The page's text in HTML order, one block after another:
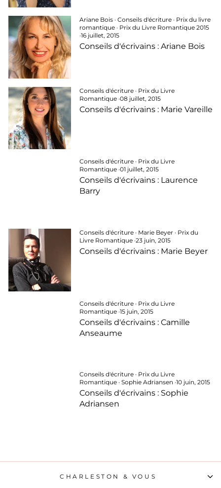
Ariane Bois· Conseils d'écriture· Prix du livre
romantique· Prix du Livre Romantique 2015
·16 juillet, 2015
Conseils d'écrivains : Ariane Bois
Conseils d'écriture· Prix du Livre
Romantique·08 juillet, 2015
Conseils d'écrivains : Marie Vareille
Conseils d'écriture· Prix du Livre
Romantique·01 juillet, 2015
Conseils d'écrivains : Laurence
Barry
Conseils d'écriture· Marie Beyer· Prix du
Livre Romantique·23 juin, 2015
Conseils d'écrivains : Marie Beyer
Conseils d'écriture· Prix du Livre
Romantique·15 juin, 2015
Conseils d'écrivains : Camille
Anseaume
Conseils d'écriture· Prix du Livre
Romantique· Sophie Adriansen ·10 juin, 2015
Conseils d'écrivains : Sophie
Adriansen
CHARLESTON & VOUS